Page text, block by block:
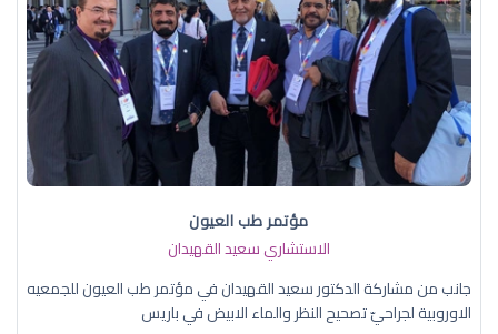
مؤتمر طب العيون
الاستشاري سعيد القهيدان
جانب من مشاركة الدكتور سعيد القهيدان في مؤتمر طب العيون للجمعيه
الاوروبية لجراحيّ تصحيح النظر والماء الابيض في باريس